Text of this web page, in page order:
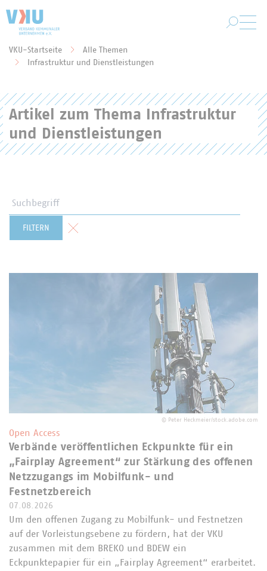
Sie befinden sich hier:
VKU-Startseite
Alle Themen
Infrastruktur und Dienstleistungen
Artikel zum Thema Infrastruktur
und Dienstleistungen
FILTERN Formular zurücksetzen
© Peter Heckmeier/stock.adobe.com
Open Access
Verbände veröffentlichen Eckpunkte für ein
„Fairplay Agreement“ zur Stärkung des offenen
Netzzugangs im Mobilfunk- und
Festnetzbereich
07.08.2026
Um den offenen Zugang zu Mobilfunk- und Festnetzen
auf der Vorleistungsebene zu fördern, hat der VKU
zusammen mit dem BREKO und BDEW ein
Eckpunktepapier für ein „Fairplay Agreement“ erarbeitet.